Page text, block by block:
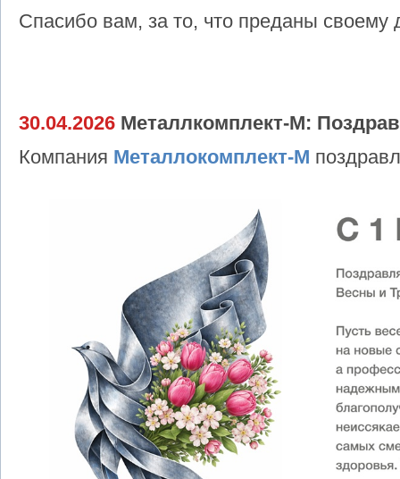
Спасибо вам, за то, что преданы своему
30.04.2026 Металлкомплект-М:
Компания Металлокомплект-М